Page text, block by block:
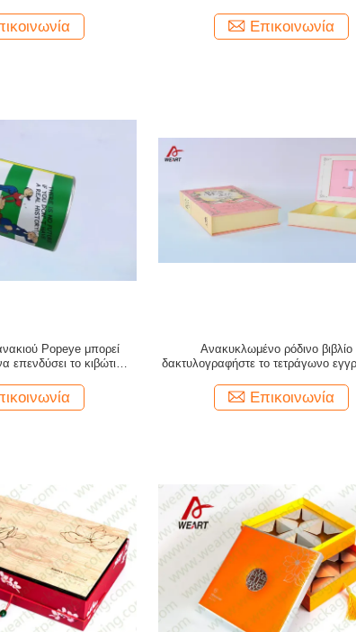
Επικοινωνία
Popeye μπορεί
επενδύσει το κιβώτιο
με ταπετσαρία
Ανακυκλωμένο ρόδινο βιβλίο
δακτυλογραφήστε το τετράγωνο
φρούτων
Επικοινωνία